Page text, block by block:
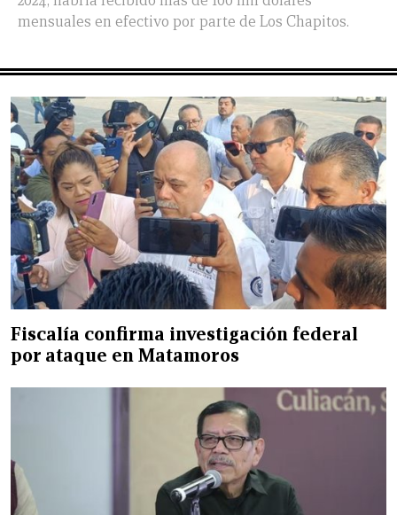
mensuales en efectivo por parte de Los Chapitos.
Fiscalía confirma investigación federal
por ataque en Matamoros